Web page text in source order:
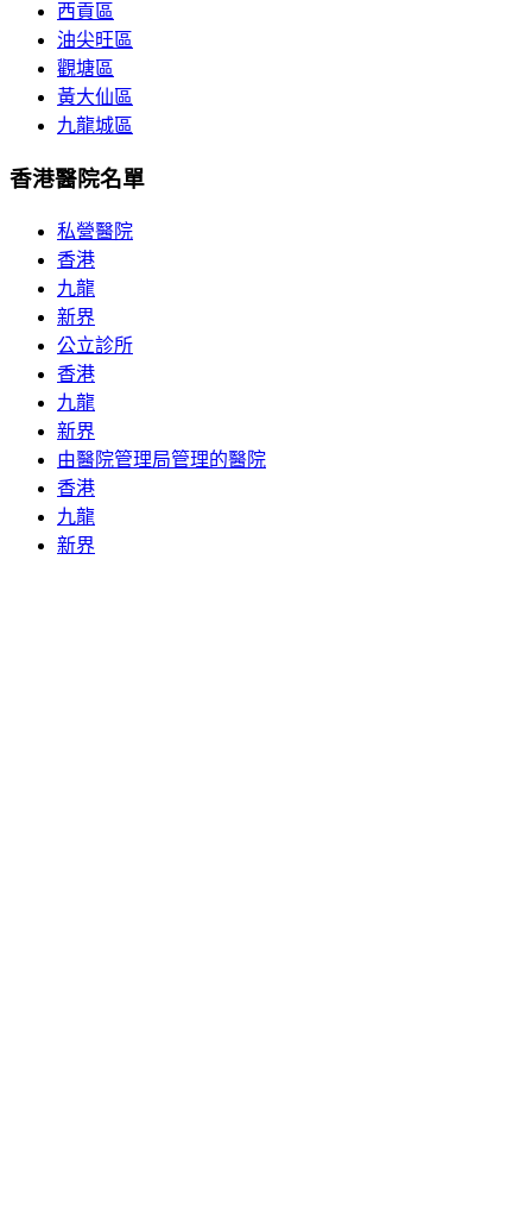
西貢區
油尖旺區
觀塘區
黃大仙區
九龍城區
香港醫院名單
私營醫院
香港
九龍
新界
公立診所
香港
九龍
新界
由醫院管理局管理的醫院
香港
九龍
新界